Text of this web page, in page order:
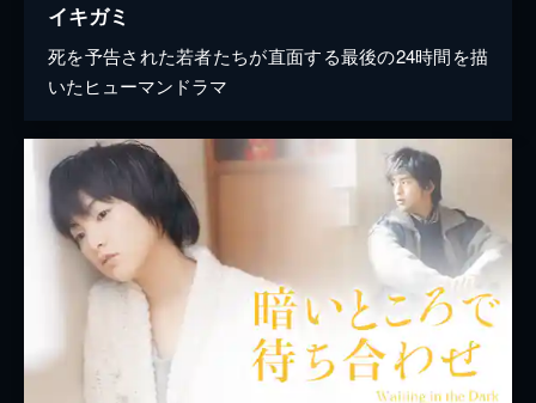
イキガミ
死を予告された若者たちが直面する最後の24時間を描
いたヒューマンドラマ